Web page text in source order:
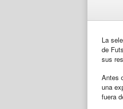
La
de
sus
Antes
una
fuera